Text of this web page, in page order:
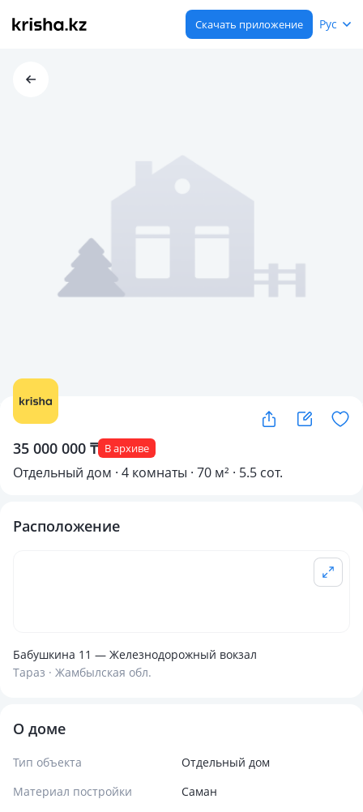
Скачать приложение Рус
35 000 000 ₸ В архиве
Отдельный дом · 4 комнаты · 70 м² · 5.5 сот.
Расположение
Бабушкина 11 — Железнодорожный вокзал
Тараз · Жамбылская обл.
О доме
Тип объекта
Отдельный дом
Материал постройки
Саман